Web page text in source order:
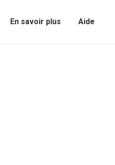
En savoir plus Aide